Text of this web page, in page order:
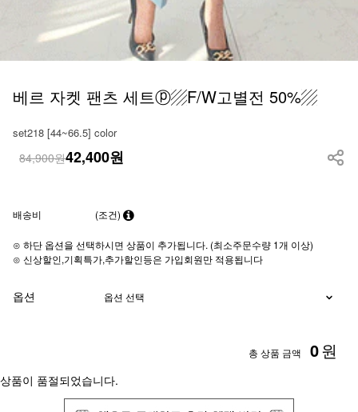
베르 자켓 팬츠 세트ⓟ▨F/W고별전 50%▨
set218 [44~66.5] color
84,900원42,400원
배송비 (조건)
⊙ 하단 옵션을 선택하시면 상품이 추가됩니다. (최소주문수량 1개 이상)
⊙ 신상할인,기획특가,추가할인등은 가입회원만 적용됩니다
옵션
총 상품 금액 0원
상품이 품절되었습니다.